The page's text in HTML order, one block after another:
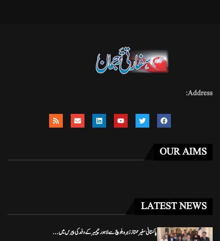
Address:
OUR AIMS
LATEST NEWS
پاکستانی سفیر ممتاز زہرہ بلوچ سے لاہور چیمبر کے وفد کی پیرس میں...